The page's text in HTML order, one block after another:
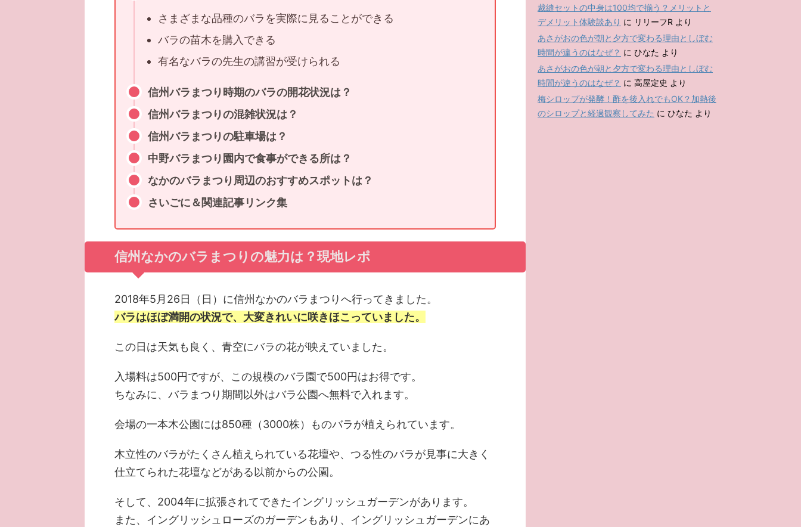
さまざまな品種のバラを実際に見ることができる
バラの苗木を購入できる
有名なバラの先生の講習が受けられる
信州バラまつり時期のバラの開花状況は？
信州バラまつりの混雑状況は？
信州バラまつりの駐車場は？
中野バラまつり園内で食事ができる所は？
なかのバラまつり周辺のおすすめスポットは？
さいごに＆関連記事リンク集
信州なかのバラまつりの魅力は？現地レポ
2018年5月26日（日）に信州なかのバラまつりへ行ってきました。
バラはほぼ満開の状況で、大変きれいに咲きほこっていました。
この日は天気も良く、青空にバラの花が映えていました。
入場料は500円ですが、この規模のバラ園で500円はお得です。
ちなみに、バラまつり期間以外はバラ公園へ無料で入れます。
会場の一本木公園には850種（3000株）ものバラが植えられています。
木立性のバラがたくさん植えられている花壇や、つる性のバラが見事に大きく
仕立てられた花壇などがある以前からの公園。
そして、2004年に拡張されてできたイングリッシュガーデンがあります。
また、イングリッシュローズのガーデンもあり、イングリッシュガーデンにあ
裁縫セットの中身は100均で揃う？メリットと
デメリット体験談あり に リリーフR より
あさがおの色が朝と夕方で変わる理由としぼむ
時間が違うのはなぜ？ に ひなた より
あさがおの色が朝と夕方で変わる理由としぼむ
時間が違うのはなぜ？ に 高屋定史 より
梅シロップが発酵！酢を後入れでもOK？加熱後
のシロップと経過観察してみた に ひなた より